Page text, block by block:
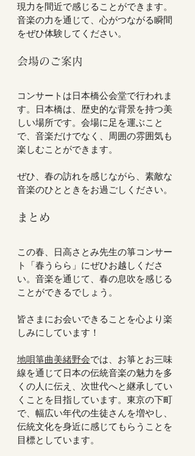
現力を間近で感じることができます。
音楽の力を通じて、心がつながる瞬間
をぜひ体験してください。
会場のご案内
コンサートは日本橋公会堂で行われま
す。日本橋は、歴史的な背景を持つ美
しい場所です。会場に足を運ぶこと
で、音楽だけでなく、周囲の雰囲気も
楽しむことができます。
ぜひ、春の訪れを感じながら、素敵な
音楽のひとときをお過ごしください。
まとめ
この春、日高さとみ先生の箏コンサー
ト「春うらら」にぜひお越しくださ
い。音楽を通じて、春の息吹を感じる
ことができるでしょう。
皆さまにお会いできることを心より楽
しみにしています！
地唄箏曲美緒野会では、お箏とお三味
線を通じて日本の伝統音楽の魅力を多
くの人に伝え、次世代へと継承してい
くことを目指しています。東京の下町
で、幅広い年代の生徒さんを増やし、
伝統文化を身近に感じてもらうことを
目標としています。